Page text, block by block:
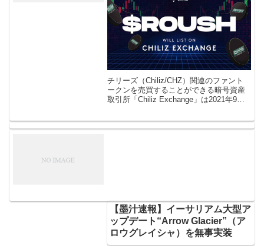
チリーズ（Chiliz/CHZ）関連のファント
ークンを売買することができる暗号資産
取引所「Chiliz Exchange」は2021年9月
【墨汁速報】イーサリアム大型ア
ップデート“Arrow Glacier”（ア
ロウグレイシャ）を無事実装